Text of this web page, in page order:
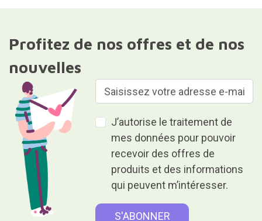
Profitez de nos offres et de nos
nouvelles
J’autorise le traitement de
mes données pour pouvoir
recevoir des offres de
produits et des informations
qui peuvent m’intéresser.